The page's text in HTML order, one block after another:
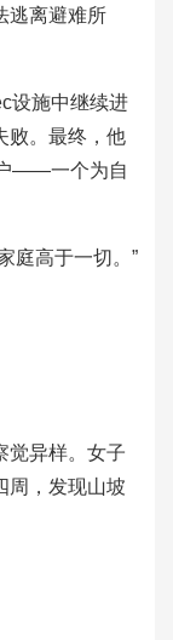
逃离避难所
设施中继续进
败。最终，他
——一个为自
庭高于一切。”
觉异样。女子
周，发现山坡